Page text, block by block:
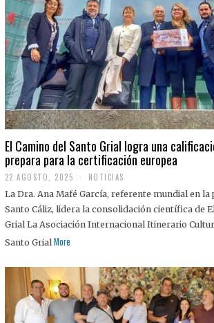
El Camino del Santo Grial logra una
prepara para la certificación europea
22 AGOSTO, 2025
2
A
G
O
S
2
5
NOTICIAS
La Dra. Ana Mafé García, referente mundial en
Santo Cáliz, lidera la consolidación científica de
Grial La Asociación Internacional Itinerario
Santo Grial More